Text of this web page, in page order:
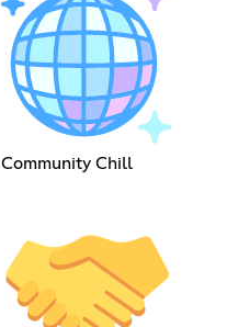
Community Chill